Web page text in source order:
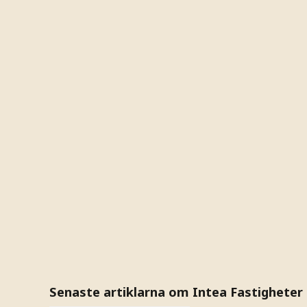
Senaste artiklarna om Intea Fastigheter